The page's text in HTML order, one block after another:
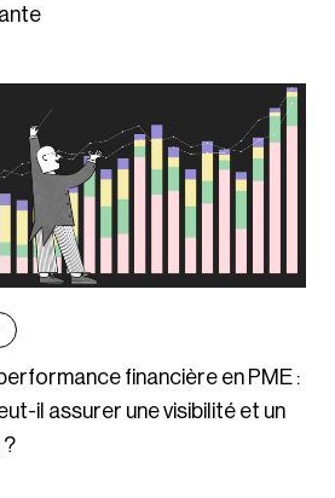
financière en PME :
il assurer une visibilité et un